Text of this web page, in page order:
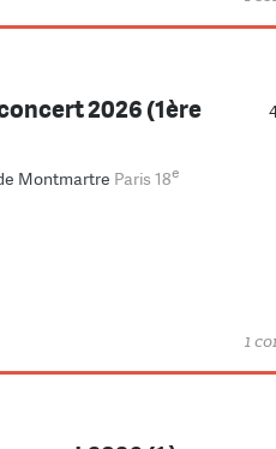
2026 (1ère
Montmartre Paris 18e
1